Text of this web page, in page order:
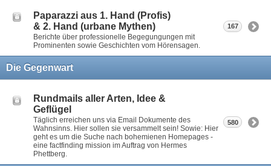
Paparazzi aus 1. Hand (Profis)
& 2. Hand (urbane Mythen)
Berichte über professionelle Begegungungen mit
Prominenten sowie Geschichten vom Hörensagen.
167
Die Gegenwart
Rundmails aller Arten, Idee &
Geflügel
Täglich erreichen uns via Email Dokumente des
Wahnsinns. Hier sollen sie versammelt sein! Sowie: Hier
geht es um die Suche nach bohemienen Homepages -
eine factfinding mission im Auftrag von Hermes
Phettberg.
580